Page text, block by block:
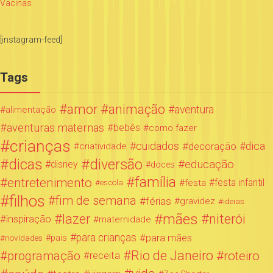
Vacinas
[instagram-feed]
Tags
alimentação amor animação aventura
aventuras maternas bebês como fazer
crianças criatividade cuidados decoração dica
dicas disney diversão doces educação
entretenimento escola família festa festa infantil
filhos fim de semana férias gravidez ideias
inspiração lazer maternidade mães niterói
novidades pais para crianças para mães
programação receita Rio de Janeiro roteiro